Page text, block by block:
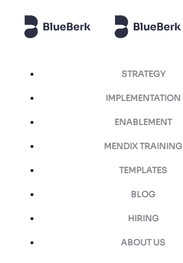
content
STRATEGY
IMPLEMENTATION
ENABLEMENT
MENDIX TRAINING
TEMPLATES
BLOG
HIRING
ABOUT US